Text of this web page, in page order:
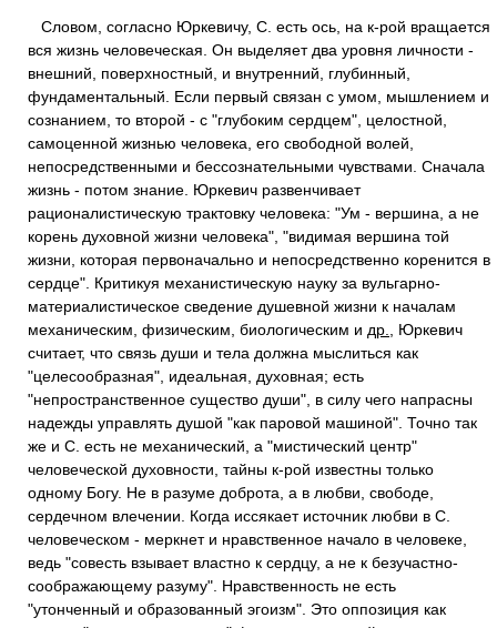
Словом, согласно Юркевичу, С. есть ось, на к-рой вращается
вся жизнь человеческая. Он выделяет два уровня личности -
внешний, поверхностный, и внутренний, глубинный,
фундаментальный. Если первый связан с умом, мышлением и
сознанием, то второй - с "глубоким сердцем", целостной,
самоценной жизнью человека, его свободной волей,
непосредственными и бессознательными чувствами. Сначала
жизнь - потом знание. Юркевич развенчивает
рационалистическую трактовку человека: "Ум - вершина, а не
корень духовной жизни человека", "видимая вершина той
жизни, которая первоначально и непосредственно коренится в
сердце". Критикуя механистическую науку за вульгарно-
материалистическое сведение душевной жизни к началам
механическим, физическим, биологическим и др.
, Юркевич
считает, что связь души и тела должна мыслиться как
"целесообразная", идеальная, духовная; есть
"непространственное существо души", в силу чего напрасны
надежды управлять душой "как паровой машиной". Точно так
же и С. есть не механический, а "мистический центр"
человеческой духовности, тайны к-рой известны только
одному Богу. Не в разуме доброта, а в любви, свободе,
сердечном влечении. Когда иссякает источник любви в С.
человеческом - меркнет и нравственное начало в человеке,
ведь "совесть взывает властно к сердцу, а не к безучастно-
соображающему разуму". Нравственность не есть
"утонченный и образованный эгоизм". Это оппозиция как